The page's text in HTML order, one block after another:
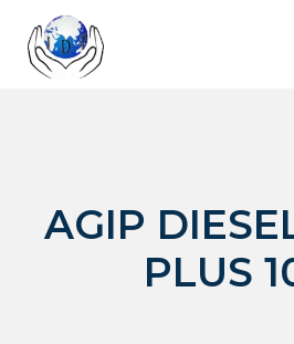
content
AGIP
PLUS